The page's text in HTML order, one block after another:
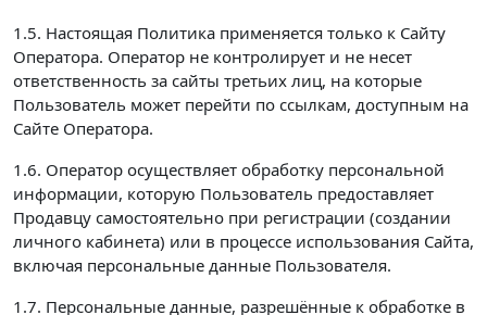
1.5. Настоящая Политика применяется только к Сайту
Оператора. Оператор не контролирует и не несет
ответственность за сайты третьих лиц, на которые
Пользователь может перейти по ссылкам, доступным на
Сайте Оператора.
1.6. Оператор осуществляет обработку персональной
информации, которую Пользователь предоставляет
Продавцу самостоятельно при регистрации (создании
личного кабинета) или в процессе использования Сайта,
включая персональные данные Пользователя.
1.7. Персональные данные, разрешённые к обработке в